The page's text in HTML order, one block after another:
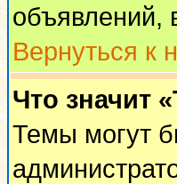
объявлений,
Вернуться к
Что значит
Темы могут